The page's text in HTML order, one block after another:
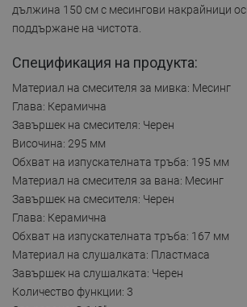
дължина 150 см с месингови накрайници
поддържане на чистота.
Спецификация на продукта:
Материал на смесителя за мивка: Месинг
Глава: Керамична
Завършек на смесителя: Черен
Височина: 295 мм
Обхват на изпускателната тръба: 195 мм
Материал на смесителя за вана: Месинг
Завършек на смесителя: Черен
Глава: Керамична
Обхват на изпускателната тръба: 167 мм
Материал на слушалката: Пластмаса
Завършек на слушалката: Черен
Количество функции: 3